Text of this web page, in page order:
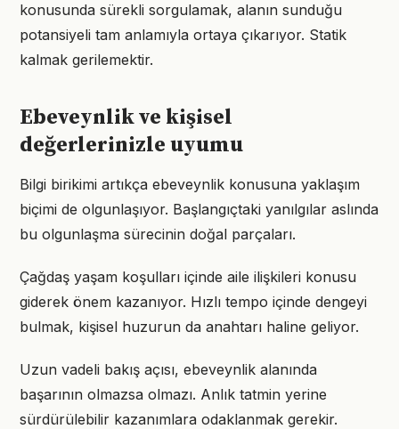
konusunda sürekli sorgulamak, alanın sunduğu
potansiyeli tam anlamıyla ortaya çıkarıyor. Statik
kalmak gerilemektir.
Ebeveynlik ve kişisel
değerlerinizle uyumu
Bilgi birikimi artıkça ebeveynlik konusuna yaklaşım
biçimi de olgunlaşıyor. Başlangıçtaki yanılgılar aslında
bu olgunlaşma sürecinin doğal parçaları.
Çağdaş yaşam koşulları içinde aile ilişkileri konusu
giderek önem kazanıyor. Hızlı tempo içinde dengeyi
bulmak, kişisel huzurun da anahtarı haline geliyor.
Uzun vadeli bakış açısı, ebeveynlik alanında
başarının olmazsa olmazı. Anlık tatmin yerine
sürdürülebilir kazanımlara odaklanmak gerekir.